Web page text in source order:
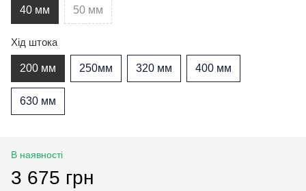
40 мм 50 мм
Хід штока
200 мм 250мм 320 мм 400 мм
630 мм
В наявності
3 675 грн